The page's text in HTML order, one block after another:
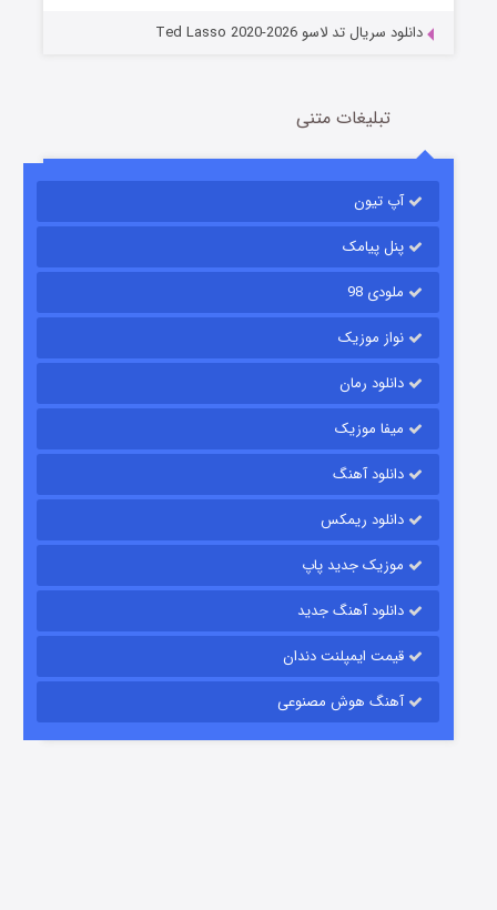
قسمت
دانلود سریال تد لاسو Ted Lasso 2020-2026
تبلیغات متنی
آپ تیون
پنل پیامک
ملودی 98
نواز موزیک
دانلود رمان
میفا موزیک
دانلود آهنگ
دانلود ریمکس
موزیک جدید پاپ
دانلود آهنگ جدید
قیمت ایمپلنت دندان
آهنگ هوش مصنوعی